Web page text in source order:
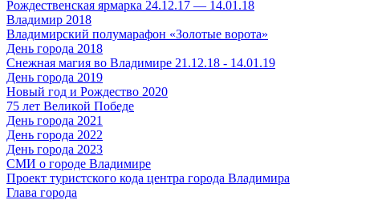
Рождественская ярмарка 24.12.17 — 14.01.18
Владимир 2018
Владимирский полумарафон «Золотые ворота»
День города 2018
Снежная магия во Владимире 21.12.18 - 14.01.19
День города 2019
Новый год и Рождество 2020
75 лет Великой Победе
День города 2021
День города 2022
День города 2023
СМИ о городе Владимире
Проект туристского кода центра города Владимира
Глава города